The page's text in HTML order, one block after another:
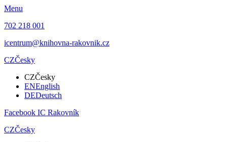
Menu
702 218 001
icentrum@knihovna-rakovnik.cz
CZČesky
CZČesky
ENEnglish
DEDeutsch
Facebook IC Rakovník
CZČesky